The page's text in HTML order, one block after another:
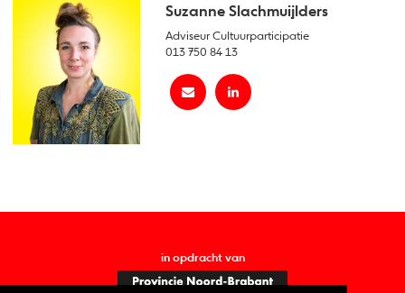
Suzanne Slachmuijlders
Adviseur Cultuurparticipatie
013 750 84 13
in opdracht van